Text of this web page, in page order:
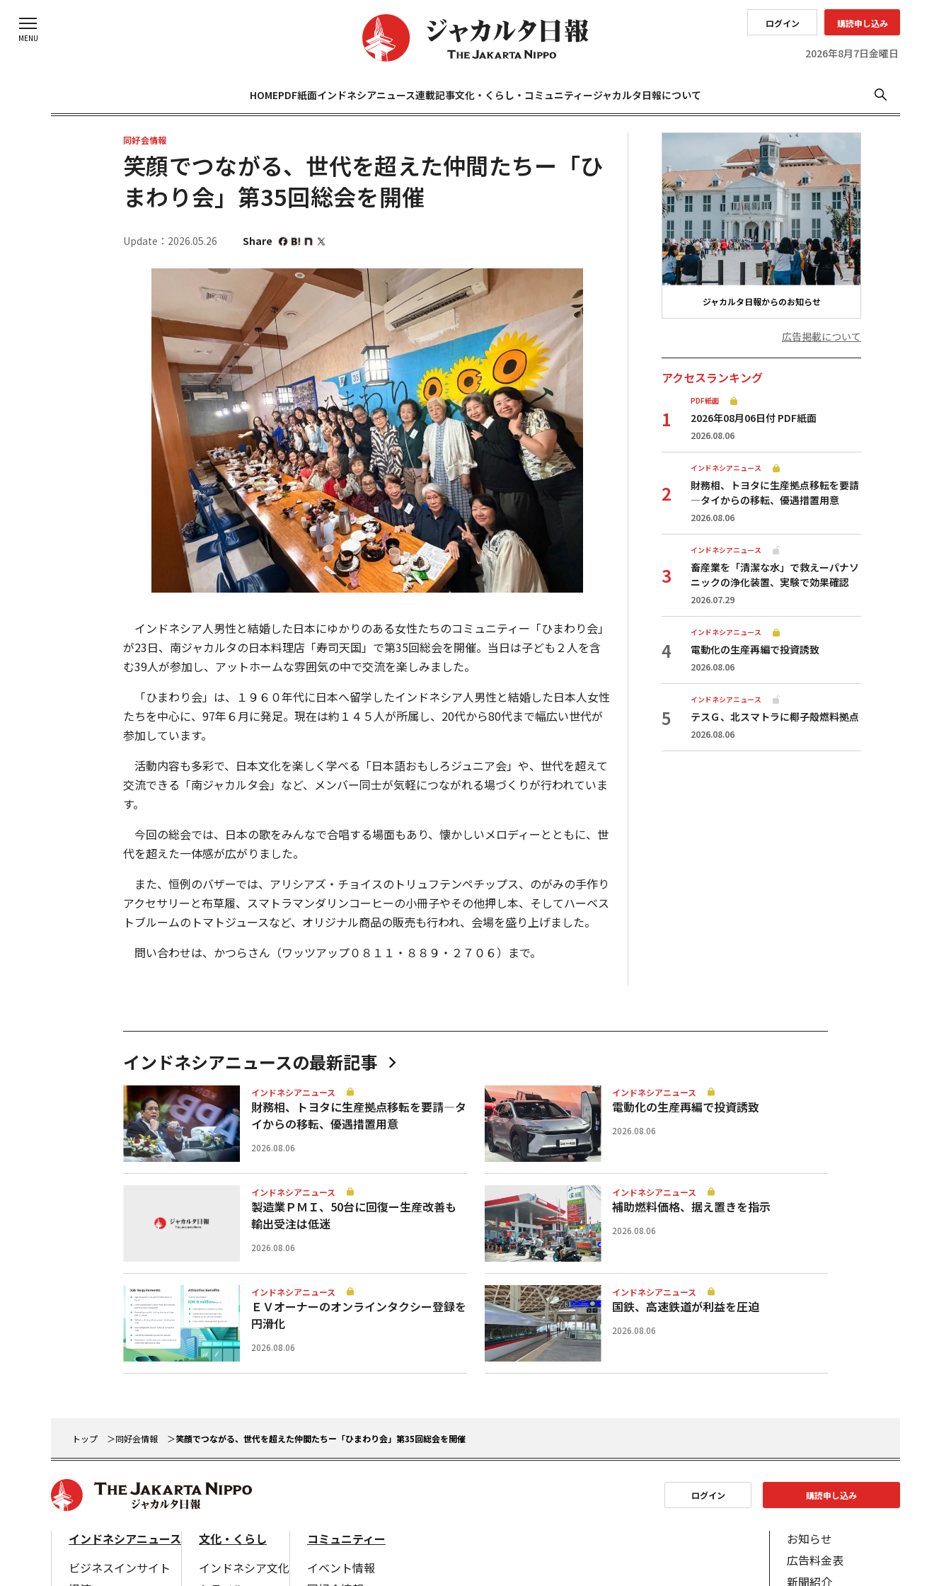
ログイン 購読申し込み
2026年8月7日金曜日
HOMEPDF紙面インドネシアニュース連載記事文化・くらし・コミュニティージャカルタ日報について
同好会情報
笑顔でつながる、世代を超えた仲間たちー「ひ
まわり会」第35回総会を開催
Update：2026.05.26 Share
インドネシア人男性と結婚した日本にゆかりのある女性たちのコミュニティー「ひまわり会」
が23日、南ジャカルタの日本料理店「寿司天国」で第35回総会を開催。当日は子ども２人を含
む39人が参加し、アットホームな雰囲気の中で交流を楽しみました。
「ひまわり会」は、１９６０年代に日本へ留学したインドネシア人男性と結婚した日本人女性
たちを中心に、97年６月に発足。現在は約１４５人が所属し、20代から80代まで幅広い世代が
参加しています。
活動内容も多彩で、日本文化を楽しく学べる「日本語おもしろジュニア会」や、世代を超えて
交流できる「南ジャカルタ会」など、メンバー同士が気軽につながれる場づくりが行われていま
す。
今回の総会では、日本の歌をみんなで合唱する場面もあり、懐かしいメロディーとともに、世
代を超えた一体感が広がりました。
また、恒例のバザーでは、アリシアズ・チョイスのトリュフテンペチップス、のがみの手作り
アクセサリーと布草履、スマトラマンダリンコーヒーの小冊子やその他押し本、そしてハーベス
トブルームのトマトジュースなど、オリジナル商品の販売も行われ、会場を盛り上げました。
問い合わせは、かつらさん（ワッツアップ０８１１・８８９・２７０６）まで。
ジャカルタ日報からのお知らせ
広告掲載について
アクセスランキング
PDF紙面
2026年08月06日付 PDF紙面
2026.08.06
インドネシアニュース
財務相、トヨタに生産拠点移転を要請
—タイからの移転、優遇措置用意
2026.08.06
インドネシアニュース
畜産業を「清潔な水」で救えーパナソ
ニックの浄化装置、実験で効果確認
2026.07.29
インドネシアニュース
電動化の生産再編で投資誘致
2026.08.06
インドネシアニュース
テスＧ、北スマトラに椰子殻燃料拠点
2026.08.06
インドネシアニュースの最新記事
インドネシアニュース
財務相、トヨタに生産拠点移転を要請—タ
イからの移転、優遇措置用意
2026.08.06
インドネシアニュース
電動化の生産再編で投資誘致
2026.08.06
インドネシアニュース
製造業ＰＭＩ、50台に回復ー生産改善も
輸出受注は低迷
2026.08.06
インドネシアニュース
補助燃料価格、据え置きを指示
2026.08.06
インドネシアニュース
ＥＶオーナーのオンラインタクシー登録を
円滑化
2026.08.06
インドネシアニュース
国鉄、高速鉄道が利益を圧迫
2026.08.06
トップ 同好会情報 笑顔でつながる、世代を超えた仲間たちー「ひまわり会」第35回総会を開催
ログイン 購読申し込み
インドネシアニュース
ビジネスインサイト
文化・くらし
インドネシア文化
コミュニティー
イベント情報
お知らせ
広告料金表
新聞紹介